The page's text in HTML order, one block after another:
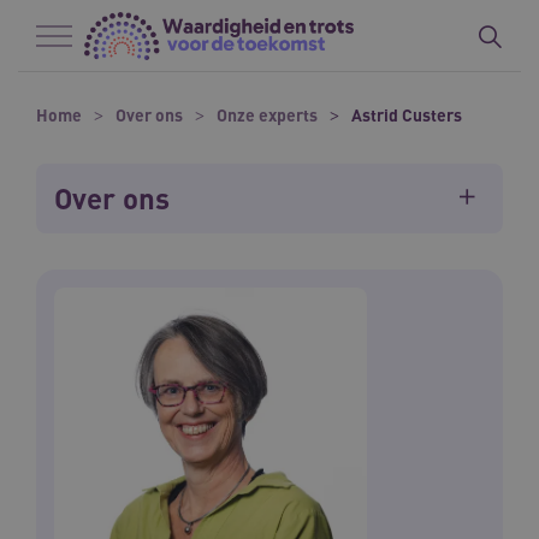
Naar hoofdinhoud
Naar footer
Home Over ons Onze experts Astrid Custers
Over ons